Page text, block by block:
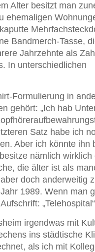
Alter besitzt man
ehemaligen
Bandmerch-Tasse,
Jahrzehnte als
In unterschiedlichen
Formulierung in
gehört: „Ich hab
Satz habe ich
Aber ich könnte ihn
nämlich wirklich
die älter ist als
doch anderweitig
1989. Wenn man
irgendwas mit
ins städtische
als ich mit